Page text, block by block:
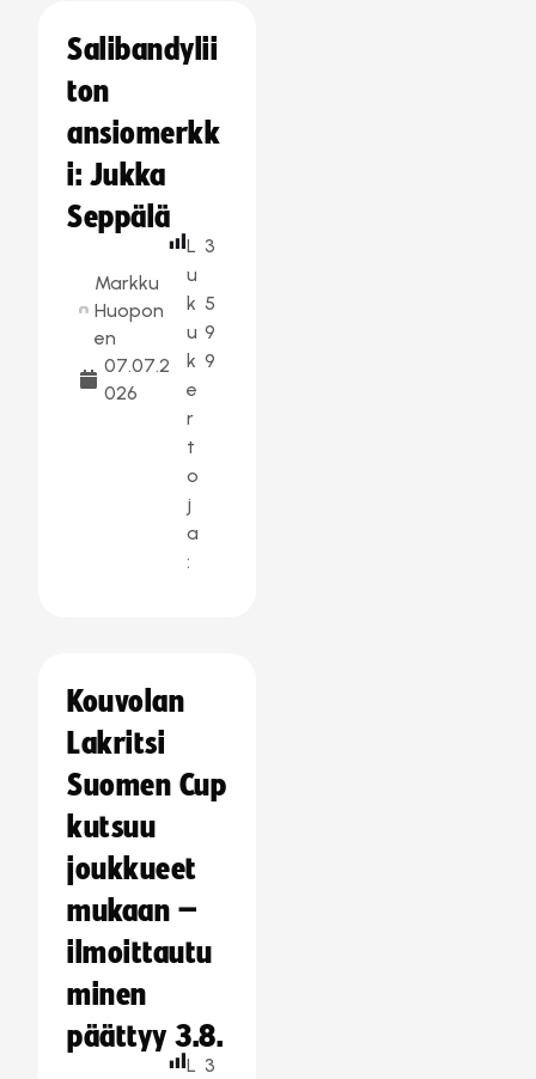
Salibandylii
ton
ansiomerkk
i: Jukka
Seppälä
Markku
Huopon
en
07.07.2
026
L
u
k
u
k
e
r
t
o
j
a
:
3
5
9
9
Kouvolan
Lakritsi
Suomen Cup
kutsuu
joukkueet
mukaan –
ilmoittautu
minen
päättyy 3.8.
L 3